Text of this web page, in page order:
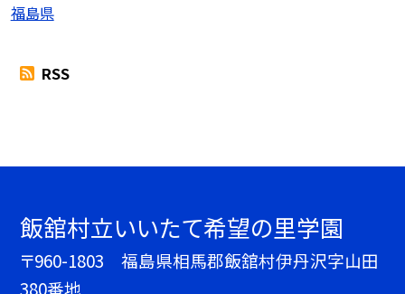
福島県
RSS
飯舘村立いいたて希望の里学園
〒960-1803 福島県相馬郡飯舘村伊丹沢字山田
380番地